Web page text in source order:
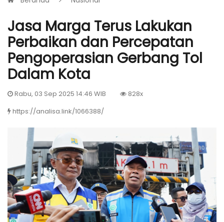
Jasa Marga Terus Lakukan
Perbaikan dan Percepatan
Pengoperasian Gerbang Tol
Dalam Kota
Rabu, 03 Sep 2025 14:46 WIB
828x
https://analisa.link/1066388/